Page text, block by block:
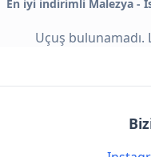
En iyi indirimli Malezya -
Uçuş bulunamadı.